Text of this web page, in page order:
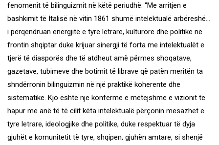
fenomenit të bilinguizmit në këtë periudhë: “Me arritjen e
bashkimit të Italisë në vitin 1861 shumë intelektualë arbëreshë…
i përqendruan energjitë e tyre letrare, kulturore dhe politike në
frontin shqiptar duke krijuar sinergji të forta me intelektualët e
tjerë të diasporës dhe të atdheut amë përmes shoqatave,
gazetave, tubimeve dhe botimit të librave që patën meritën ta
shndërronin bilinguizmin në një praktikë koherente dhe
sistematike. Kjo është një konfermë e mëtejshme e vizionit të
hapur me anë të të cilit këta intelektualë përçonin mesazhet e
tyre letrare, ideologjike dhe politike, duke respektuar të dyja
gjuhët e komunitetit të tyre, shqipen, gjuhën amtare, si shenjë